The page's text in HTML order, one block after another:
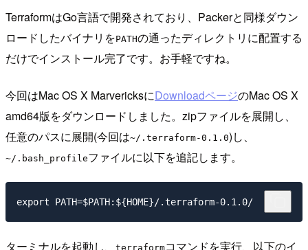
TerraformはGo言語で開発されており、Packerと同様ダウン
ロードしたバイナリをPATHの通ったディレクトリに配置する
だけでインストール完了です。お手軽ですね。
今回はMac OS X MarvericksにDownloadページのMac OS X
amd64版をダウンロードしました。zipファイルを展開し、
任意のパスに展開(今回は~/.terraform-0.1.0)し、
~/.bash_profileファイルに以下を追記します。
ターミナルを起動し、 terraformコマンドを実行、以下のイ